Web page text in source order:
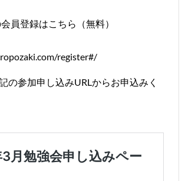
員登録はこちら（無料）
register#/
の参加申し込みURLからお申込みく